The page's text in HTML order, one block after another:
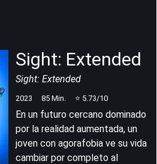
Sight: Extended
Sight: Extended
2023 85 Min. ⭐ 5.73/10
En un futuro cercano dominado
por la realidad aumentada, un
joven con agorafobia ve su vida
cambiar por completo al